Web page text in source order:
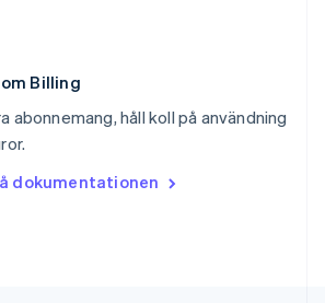
Billing
abonnemang, håll koll på användning
dokumentationen